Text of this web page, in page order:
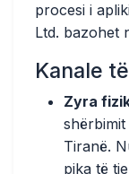
procesi i
Ltd. bazohet
Kanale
Zyra
Tiranë.
pika të